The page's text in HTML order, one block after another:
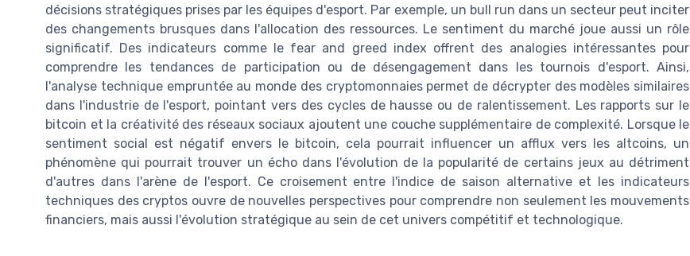
décisions stratégiques prises par les équipes d'esport. Par exemple, un bull run dans un secteur peut inciter
des changements brusques dans l'allocation des ressources. Le sentiment du marché joue aussi un rôle
significatif. Des indicateurs comme le fear and greed index offrent des analogies intéressantes pour
comprendre les tendances de participation ou de désengagement dans les tournois d'esport. Ainsi,
l'analyse technique empruntée au monde des cryptomonnaies permet de décrypter des modèles similaires
dans l'industrie de l'esport, pointant vers des cycles de hausse ou de ralentissement. Les rapports sur le
bitcoin et la créativité des réseaux sociaux ajoutent une couche supplémentaire de complexité. Lorsque le
sentiment social est négatif envers le bitcoin, cela pourrait influencer un afflux vers les altcoins, un
phénomène qui pourrait trouver un écho dans l'évolution de la popularité de certains jeux au détriment
d'autres dans l'arène de l'esport. Ce croisement entre l'indice de saison alternative et les indicateurs
techniques des cryptos ouvre de nouvelles perspectives pour comprendre non seulement les mouvements
financiers, mais aussi l'évolution stratégique au sein de cet univers compétitif et technologique.